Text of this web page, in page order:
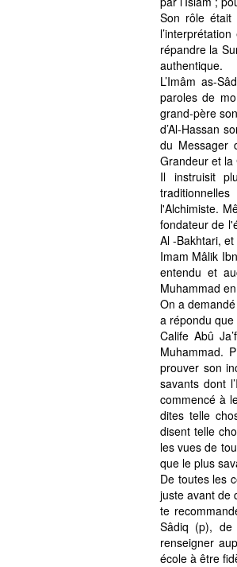
Son rôle était
répandre la
authentique.
L’Imâm as-
paroles de
grand-père
d’Al-Hassan
du Messager
Grandeur et la
Il instruisit
l'Alchimiste.
fondateur de
Al -Bakhtari,
Imam Mâlik
entendu et
Muhammad
On a
a répondu que
Calife Abû
Muhammad.
prouver son
savants dont
commencé à
dites telle
disent telle
les vues de
que le plus
De toutes les
juste avant de
te
Sâdiq (p), de
renseigner
école à être